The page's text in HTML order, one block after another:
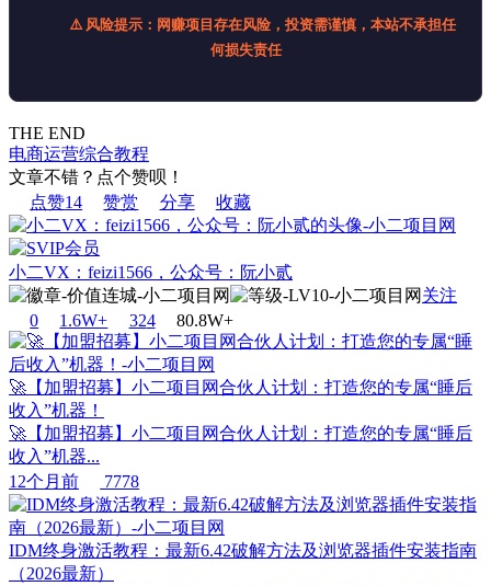
⚠️ 风险提示：网赚项目存在风险，投资需谨慎，本站不承担任
何损失责任
THE END
电商运营综合教程
文章不错？点个赞呗！
点赞14 赞赏 分享 收藏
小二VX：feizi1566，公众号：阮小贰
关注
0
1.6W+ 324 80.8W+
🚀【加盟招募】小二项目网合伙人计划：打造您的专属“睡后
收入”机器！
🚀【加盟招募】小二项目网合伙人计划：打造您的专属“睡后
收入”机器...
12个月前
7778
IDM终身激活教程：最新6.42破解方法及浏览器插件安装指南
（2026最新）